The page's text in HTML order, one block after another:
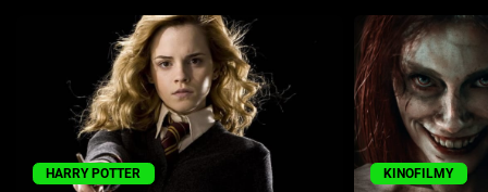
HARRY POTTER KINOFILMY